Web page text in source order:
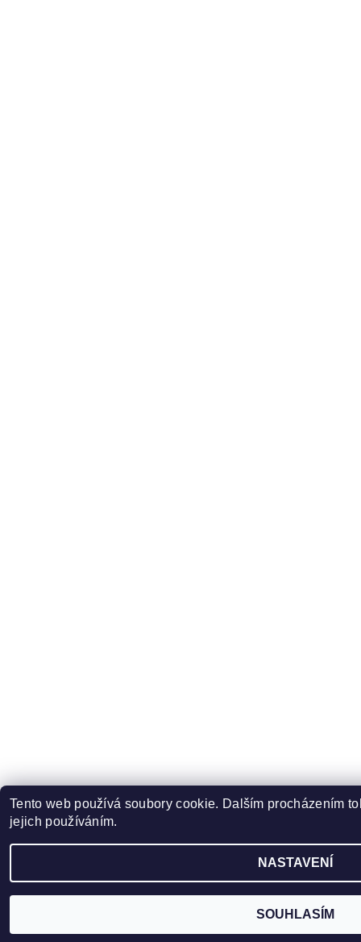
Tento web používá soubory cookie. Dalším procházením
jejich používáním.
NASTAVENÍ
SOUHLASÍM